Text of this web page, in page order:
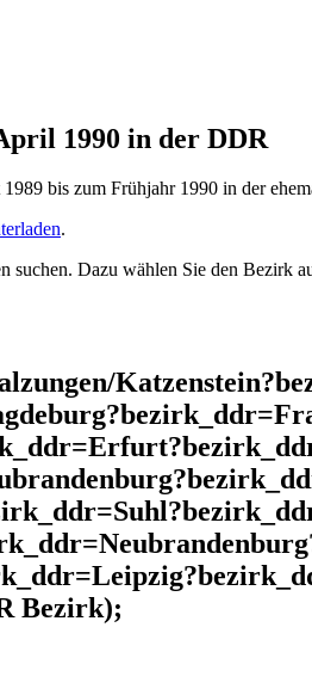
1990 in der DDR
bis zum Frühjahr 1990 in der
.
Dazu wählen Sie den Bezirk
Bezirk);